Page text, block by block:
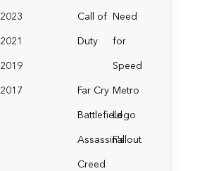
2023
2021
2019
2017
Call of
Duty
Need
for
Speed
Far Cry Metro
BattlefieldLego
Assassin's
Creed
Fallout